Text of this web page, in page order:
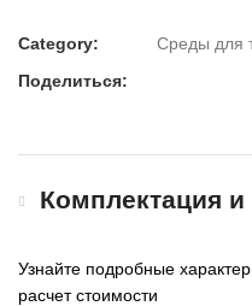
Category:
Среды для
Поделиться:
Комплектация и
Узнайте подробные
расчет стоимости